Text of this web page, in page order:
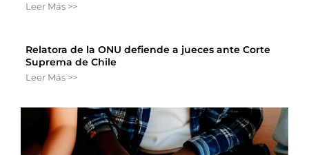
Leer Más >>
Relatora de la ONU defiende a jueces ante Corte
Suprema de Chile
Leer Más >>